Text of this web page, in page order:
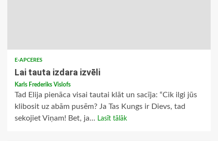
E-APCERES
Lai tauta izdara izvēli
Karls Frederiks Vislofs
Tad Elija pienāca visai tautai klāt un sacīja: “Cik ilgi jūs
klibosit uz abām pusēm? Ja Tas Kungs ir Dievs, tad
sekojiet Viņam! Bet, ja... Lasīt tālāk